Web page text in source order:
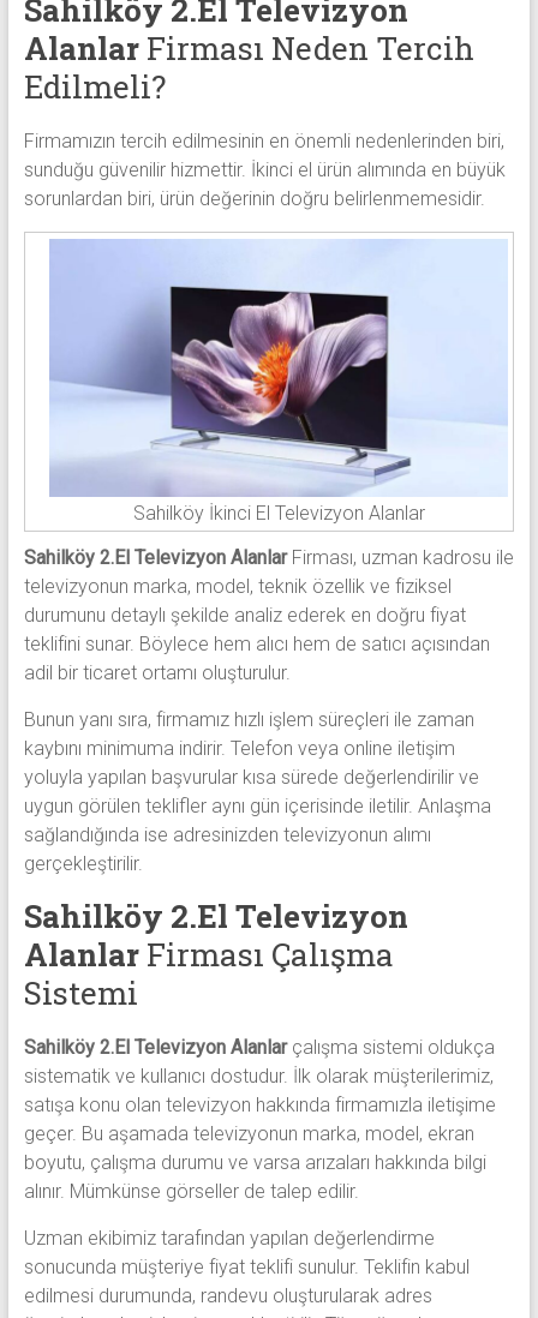
Sahilköy 2.El Televizyon
AlanlarFirması Neden Tercih
Edilmeli?
Firmamızın tercih edilmesinin en önemli nedenlerinden biri,
sunduğu güvenilir hizmettir. İkinci el ürün alımında en büyük
sorunlardan biri, ürün değerinin doğru belirlenmemesidir.
Sahilköy İkinci El Televizyon Alanlar
Sahilköy 2.El Televizyon AlanlarFirması, uzman kadrosu ile
televizyonun marka, model, teknik özellik ve fiziksel
durumunu detaylı şekilde analiz ederek en doğru fiyat
teklifini sunar. Böylece hem alıcı hem de satıcı açısından
adil bir ticaret ortamı oluşturulur.
Bunun yanı sıra, firmamız hızlı işlem süreçleri ile zaman
kaybını minimuma indirir. Telefon veya online iletişim
yoluyla yapılan başvurular kısa sürede değerlendirilir ve
uygun görülen teklifler aynı gün içerisinde iletilir. Anlaşma
sağlandığında ise adresinizden televizyonun alımı
gerçekleştirilir.
Sahilköy 2.El Televizyon
AlanlarFirması Çalışma
Sistemi
Sahilköy 2.El Televizyon Alanlarçalışma sistemi oldukça
sistematik ve kullanıcı dostudur. İlk olarak müşterilerimiz,
satışa konu olan televizyon hakkında firmamızla iletişime
geçer. Bu aşamada televizyonun marka, model, ekran
boyutu, çalışma durumu ve varsa arızaları hakkında bilgi
alınır. Mümkünse görseller de talep edilir.
Uzman ekibimiz tarafından yapılan değerlendirme
sonucunda müşteriye fiyat teklifi sunulur. Teklifin kabul
edilmesi durumunda, randevu oluşturularak adres